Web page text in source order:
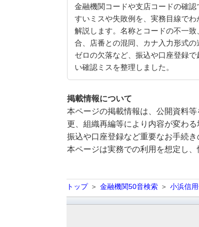
金融機関コードや支店コードの確認
すいミスや失敗例を、実務目線でわ
解説します。名称とコードの不一致
合、店番との混同、カナ入力形式の
ゼロの欠落など、振込や口座登録で
い確認ミスを整理しました。
掲載情報について
本ページの掲載情報は、公開資料
更、組織再編等により内容が変わる
振込や口座登録など重要なお手続
本ページは実務での利用を想定し
トップ 金融機関50音検索 小浜信